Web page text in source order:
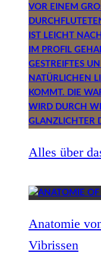
Alles über
Anatomie
Vibrissen